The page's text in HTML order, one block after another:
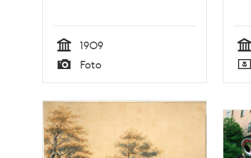
Tid
1909
Typ
Foto Tid
Typ